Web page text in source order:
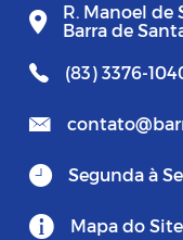
R. Manoel de
Barra de
(83) 3376-
Segunda à
Mapa do Site